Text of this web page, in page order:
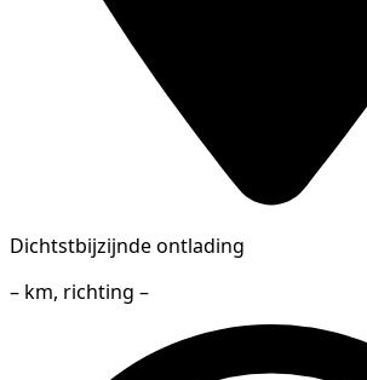
Dichtstbijzijnde ontlading
– km, richting –